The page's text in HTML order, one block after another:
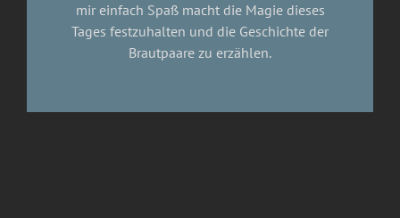
mir einfach Spaß macht die Magie dieses
Tages festzuhalten und die Geschichte der
Brautpaare zu erzählen.